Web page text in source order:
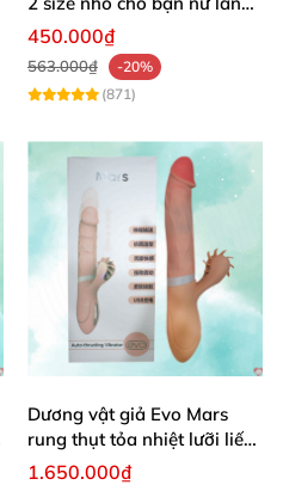
đầu sử dụng
450.000₫
563.000₫
-20%
(871)
Dương vật giả Evo Mars
rung thụt tỏa nhiệt lưỡi liếm
massage
1.650.000₫